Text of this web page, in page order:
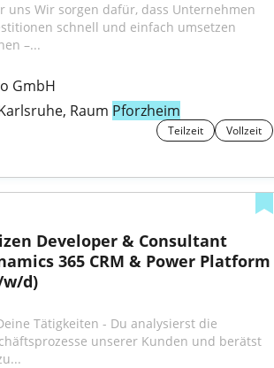
uns Wir sorgen dafür, dass Unternehmen
schnell und einfach umsetzen
–...
GmbH
Raum Pforzheim
Teilzeit Vollzeit
Developer & Consultant
365 CRM & Power Platform
d)
Tätigkeiten - Du analysierst die
unserer Kunden und berätst